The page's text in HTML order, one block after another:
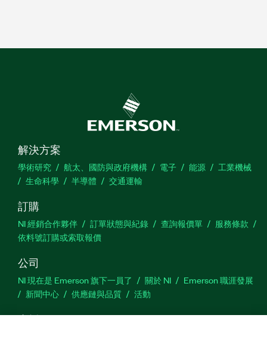
解決方案
學術研究 航太、國防與政府機構 電子 能源
工業機械
生命科學
半導體 交通運輸
訂購
NI 經銷合作夥伴 訂單狀態與紀錄 查詢報價單
服務條款
依料號訂購或索取報價
公司
NI 現在是 Emerson 旗下一員了 關於 NI
Emerson 職涯發展
新聞中心
供應鏈與品質 活動
支援